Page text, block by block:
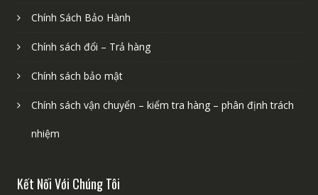
Chính Sách Bảo Hành
Chính sách đổi – Trả hàng
Chính sách bảo mật
Chính sách vận chuyển – kiểm tra hàng – phân định trách
nhiệm
Kết Nối Với Chúng Tôi